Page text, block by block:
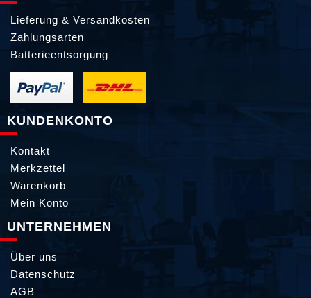
Lieferung & Versandkosten
Zahlungsarten
Batterieentsorgung
KUNDENKONTO
Kontakt
Merkzettel
Warenkorb
Mein Konto
UNTERNEHMEN
Über uns
Datenschutz
AGB